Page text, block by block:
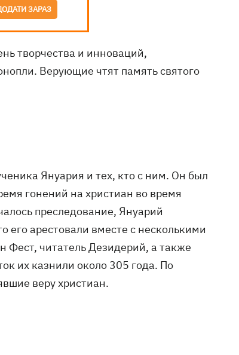
ЗАРАЗ
творчества и инноваций,
Верующие чтят память святого
Януария и тех, кто с ним. Он был
гонений на христиан во время
преследование, Януарий
его арестовали вместе с несколькими
читатель Дезидерий, а также
их казнили около 305 года. По
веру христиан.